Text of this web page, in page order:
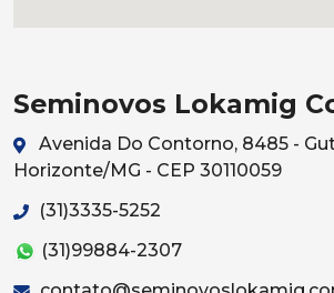
Seminovos Lokamig
Avenida Do Contorno, 8485 -
Horizonte/MG - CEP 30110059
(31)3335-5252
(31)99884-2307